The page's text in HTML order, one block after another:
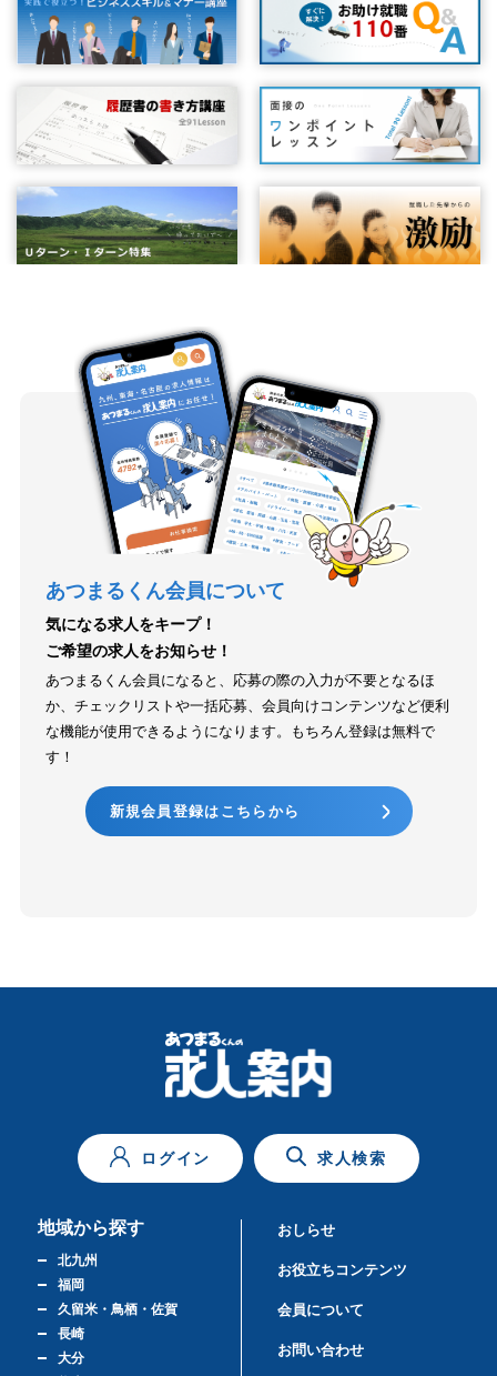
あつまるくん会員について
気になる求人をキープ！
ご希望の求人をお知らせ！
あつまるくん会員になると、応募の際の入力が不要となるほ
か、チェックリストや一括応募、会員向けコンテンツなど便利
な機能が使用できるようになります。もちろん登録は無料で
す！
新規会員登録はこちらから
ログイン 求人検索
地域から探す
北九州
福岡
久留米・鳥栖・佐賀
長崎
大分
おしらせ
お役立ちコンテンツ
会員について
お問い合わせ